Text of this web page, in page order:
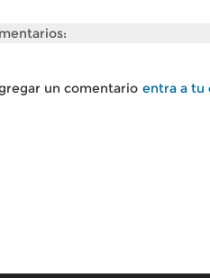
un comentario entra a tu